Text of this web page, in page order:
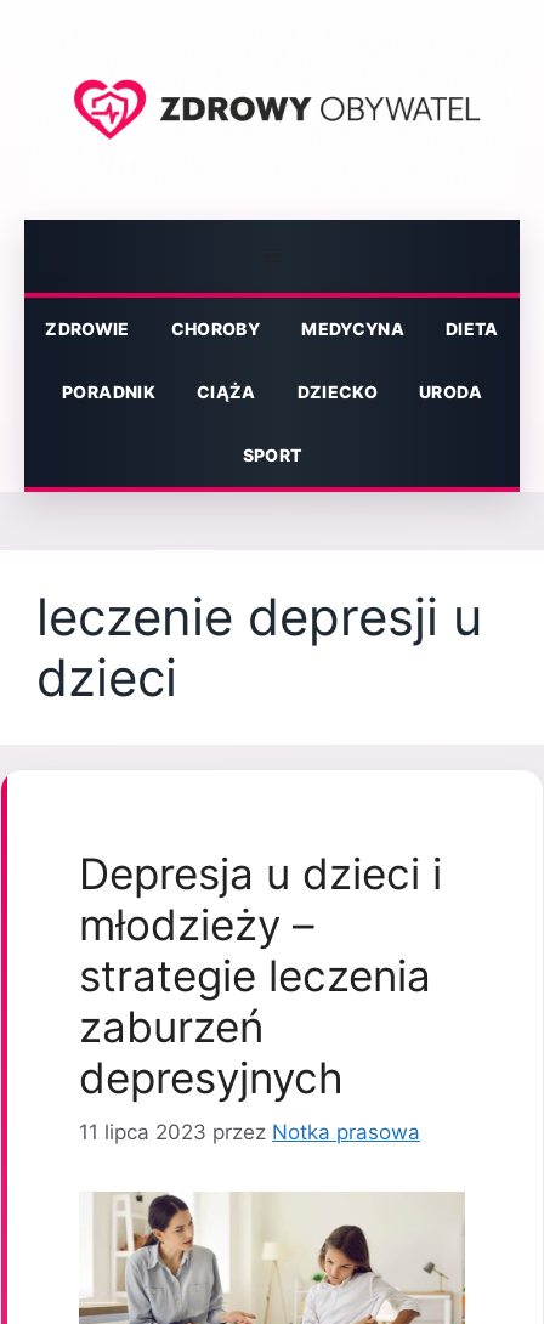
ZDROWIE CHOROBY MEDYCYNA DIETA
PORADNIK CIĄŻA DZIECKO URODA
SPORT
leczenie depresji u
dzieci
Depresja u dzieci i
młodzieży –
strategie leczenia
zaburzeń
depresyjnych
11 lipca 2023 przez Notka prasowa